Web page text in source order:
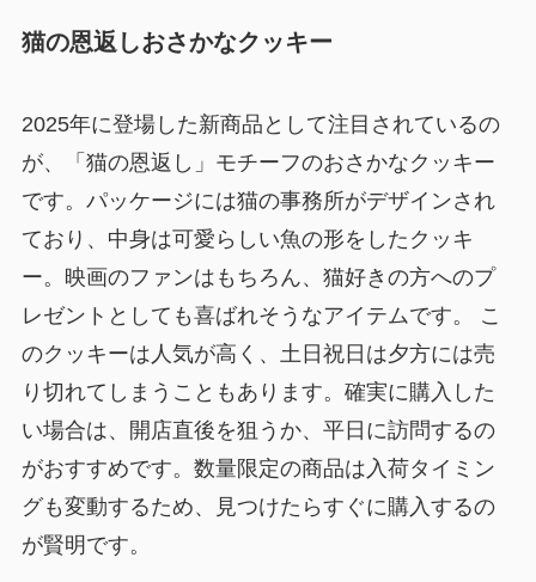
猫の恩返しおさかなクッキー
2025年に登場した新商品として注目されているの
が、「猫の恩返し」モチーフのおさかなクッキー
です。パッケージには猫の事務所がデザインされ
ており、中身は可愛らしい魚の形をしたクッキ
ー。映画のファンはもちろん、猫好きの方へのプ
レゼントとしても喜ばれそうなアイテムです。 こ
のクッキーは人気が高く、土日祝日は夕方には売
り切れてしまうこともあります。確実に購入した
い場合は、開店直後を狙うか、平日に訪問するの
がおすすめです。数量限定の商品は入荷タイミン
グも変動するため、見つけたらすぐに購入するの
が賢明です。